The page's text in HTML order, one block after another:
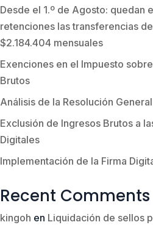
Desde el 1.º de Agosto: quedan
retenciones las transferencias
$2.184.404 mensuales
Exenciones en el Impuesto
Brutos
Análisis de la Resolución
Exclusión de Ingresos Brutos a
Digitales
Implementación de la Firma
Recent Comments
kingoh en Liquidación de sellos